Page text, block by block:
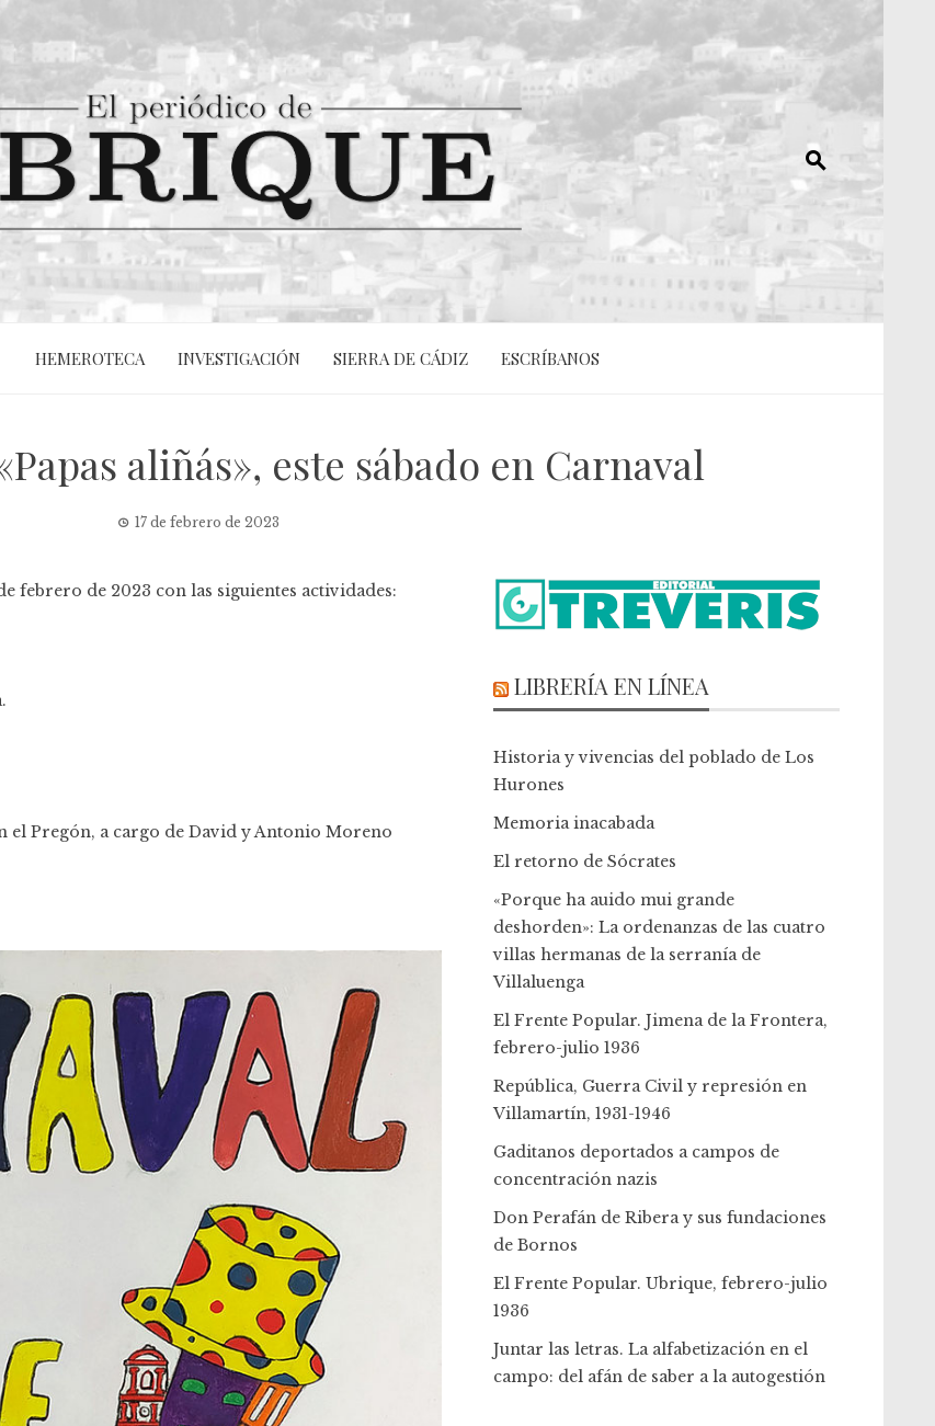
HEMEROTECA INVESTIGACIÓN SIERRA DE CÁDIZ ESCRÍBANOS
aliñás», este sábado en Carnaval
17 de febrero de 2023
febrero de 2023 con las siguientes actividades:
Pregón, a cargo de David y Antonio Moreno
LIBRERÍA EN LÍNEA
Historia y vivencias del poblado de Los
Hurones
Memoria inacabada
El retorno de Sócrates
«Porque ha auido mui grande
deshorden»: La ordenanzas de las cuatro
villas hermanas de la serranía de
Villaluenga
El Frente Popular. Jimena de la Frontera,
febrero-julio 1936
República, Guerra Civil y represión en
Villamartín, 1931-1946
Gaditanos deportados a campos de
concentración nazis
Don Perafán de Ribera y sus fundaciones
de Bornos
El Frente Popular. Ubrique, febrero-julio
1936
Juntar las letras. La alfabetización en el
campo: del afán de saber a la autogestión